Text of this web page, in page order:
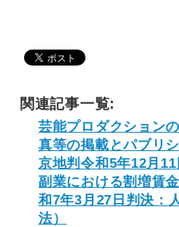
関連記事一覧:
芸能プロダクション
真等の掲載とパブリ
京地判令和5年12月11
副業における割増賃
和7年3月27日判決：
法）